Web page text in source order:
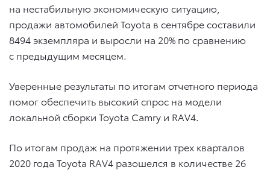
на нестабильную экономическую ситуацию,
продажи автомобилей Toyota в сентябре составили
8494 экземпляра и выросли на 20% по сравнению
с предыдущим месяцем.
Уверенные результаты по итогам отчетного периода
помог обеспечить высокий спрос на модели
локальной сборки Toyota Camry и RAV4.
По итогам продаж на протяжении трех кварталов
2020 года Toyota RAV4 разошелся в количестве 26